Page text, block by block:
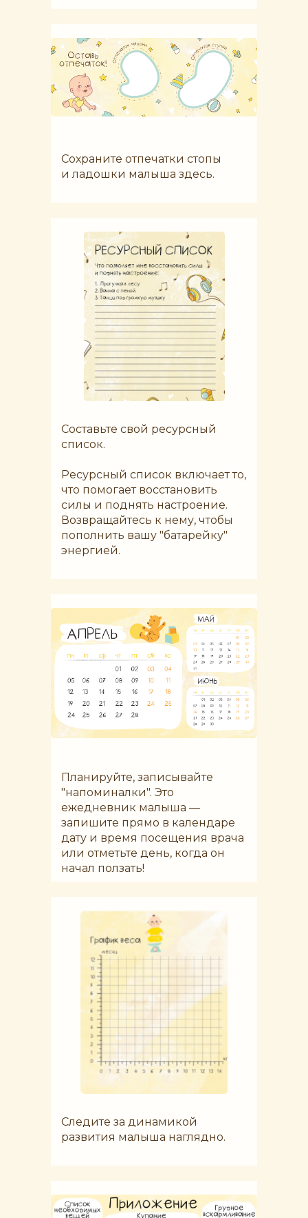
Следите за динамикой
развития малыша наглядно.
Планируйте, записывайте
"напоминалки". Это
ежедневник малыша —
запишите прямо в календаре
дату и время посещения врача
или отметьте день, когда он
начал ползать!
Составьте свой ресурсный
список.
Ресурсный список включает то,
что помогает восстановить
силы и поднять настроение.
Возвращайтесь к нему, чтобы
пополнить вашу "батарейку"
энергией.
Сохраните отпечатки стопы
и ладошки малыша здесь.